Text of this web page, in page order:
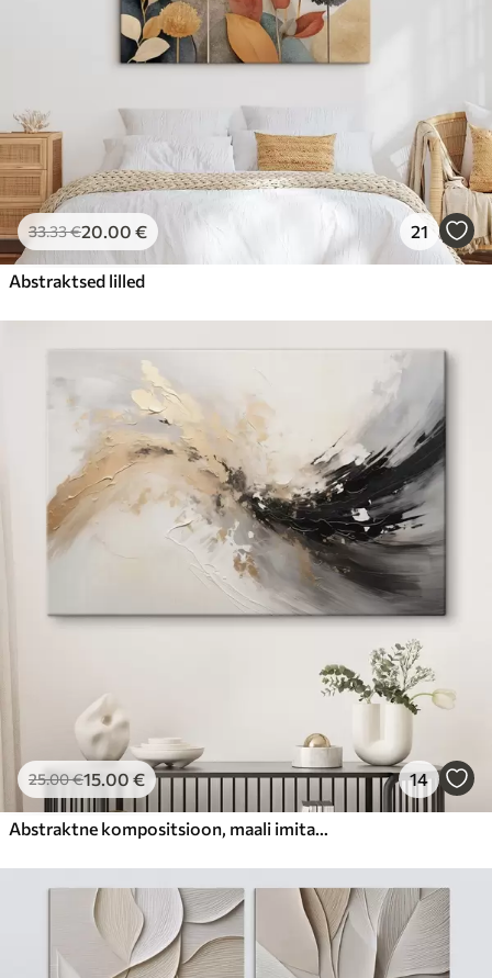
33.33€20.00 € 21
Abstraktsed lilled
25.00€15.00 € 14
Abstraktne kompositsioon, maali imitatsioon